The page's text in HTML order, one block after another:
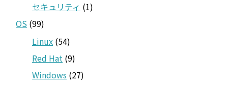
セキュリティ (1)
OS (99)
Linux (54)
Red Hat (9)
Windows (27)